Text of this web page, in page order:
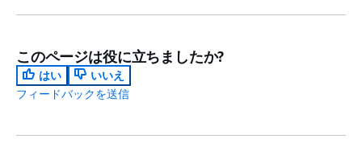
このページは役に立ちましたか?
はい
いいえ
フィードバックを送信